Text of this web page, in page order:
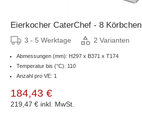
Eierkocher CaterChef - 8 Körbchen
3 - 5 Werktage 2 Varianten
Abmessungen (mm): H297 x B371 x T174
Temperatur bis (°C): 110
Anzahl pro VE: 1
184,43 €
219,47 € inkl. MwSt.